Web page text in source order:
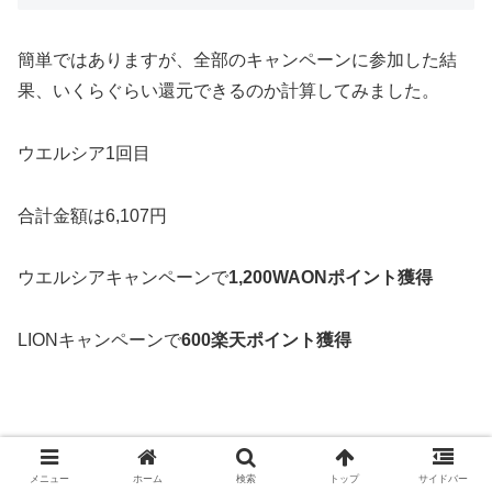
簡単ではありますが、全部のキャンペーンに参加した結
果、いくらぐらい還元できるのか計算してみました。
ウエルシア1回目
合計金額は6,107円
ウエルシアキャンペーンで1,200WAONポイント獲得
LIONキャンペーンで600楽天ポイント獲得
メニュー ホーム 検索 トップ サイドバー